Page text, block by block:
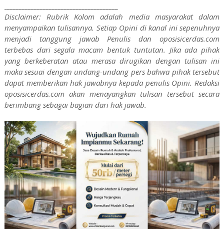
Disclaimer: Rubrik Kolom adalah media masyarakat dalam
menyampaikan tulisannya. Setiap Opini di kanal ini sepenuhnya
menjadi tanggung jawab Penulis dan oposisicerdas.com
terbebas dari segala macam bentuk tuntutan. Jika ada pihak
yang berkeberatan atau merasa dirugikan dengan tulisan ini
maka sesuai dengan undang-undang pers bahwa pihak tersebut
dapat memberikan hak jawabnya kepada penulis Opini. Redaksi
oposisicerdas.com akan menayangkan tulisan tersebut secara
berimbang sebagai bagian dari hak jawab.